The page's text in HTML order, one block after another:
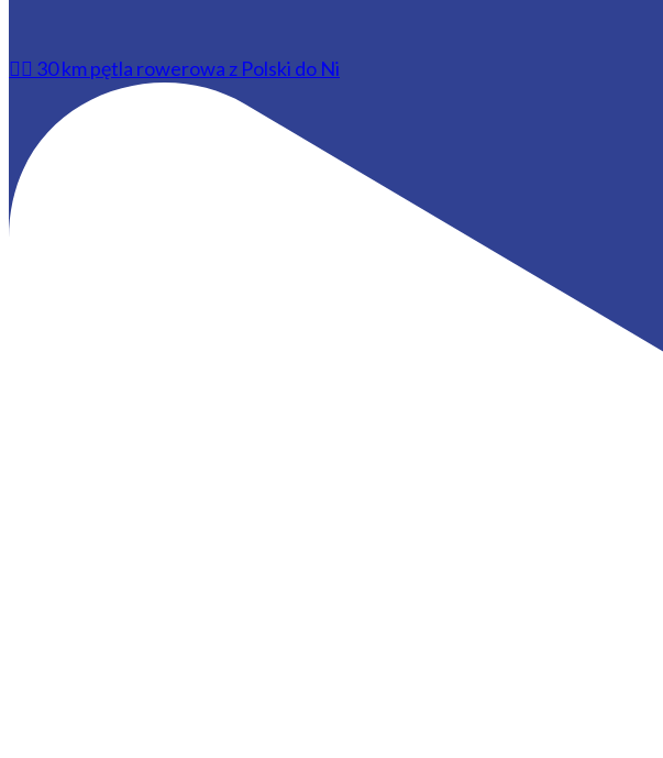
🚴‍♂️ 30 km pętla rowerowa z Polski do Ni